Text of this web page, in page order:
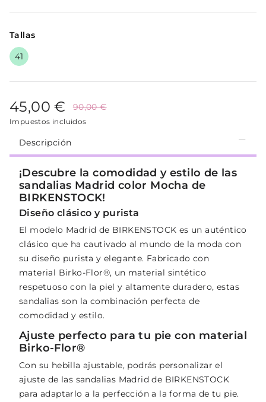
Tallas
41
45,00 € 90,00 €
Impuestos incluidos
Descripción
¡Descubre la comodidad y estilo de las
sandalias Madrid color Mocha de
BIRKENSTOCK!
Diseño clásico y purista
El modelo Madrid de BIRKENSTOCK es un auténtico
clásico que ha cautivado al mundo de la moda con
su diseño purista y elegante. Fabricado con
material Birko-Flor®, un material sintético
respetuoso con la piel y altamente duradero, estas
sandalias son la combinación perfecta de
comodidad y estilo.
Ajuste perfecto para tu pie con material
Birko-Flor®
Con su hebilla ajustable, podrás personalizar el
ajuste de las sandalias Madrid de BIRKENSTOCK
para adaptarlo a la perfección a la forma de tu pie.